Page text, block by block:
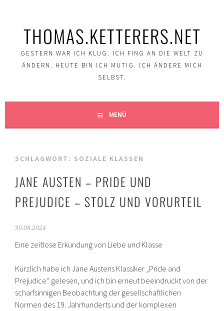
THOMAS.KETTERERS.NET
GESTERN WAR ICH KLUG. ICH FING AN DIE WELT ZU
ÄNDERN. HEUTE BIN ICH MUTIG. ICH ÄNDERE MICH
SELBST.
MENÜ
SCHLAGWORT: SOZIALE KLASSEN
JANE AUSTEN – PRIDE UND
PREJUDICE – STOLZ UND VORURTEIL
30.08.2024
Eine zeitlose Erkundung von Liebe und Klasse
Kürzlich habe ich Jane Austens Klassiker „Pride and
Prejudice“ gelesen, und ich bin erneut beeindruckt von der
scharfsinnigen Beobachtung der gesellschaftlichen
Normen des 19. Jahrhunderts und der komplexen